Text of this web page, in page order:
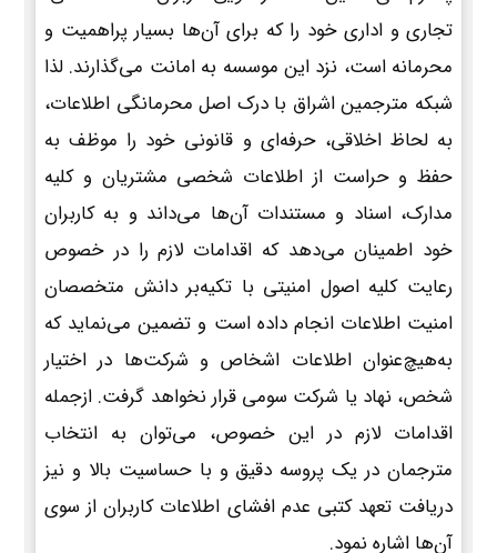
تجاری و اداری خود را که برای آن‌ها بسیار پراهمیت و
محرمانه است، نزد این موسسه به امانت می‌گذارند. لذا
شبکه مترجمین اشراق با درک اصل محرمانگی اطلاعات،
به لحاظ اخلاقی، حرفه‌ای و قانونی خود را موظف به
حفظ و حراست از اطلاعات شخصی مشتریان و کلیه
مدارک، اسناد و مستندات آن‌ها می‌داند و به کاربران
خود اطمینان می‌دهد که اقدامات لازم را در خصوص
رعایت کلیه اصول امنیتی با تکیه‌بر دانش متخصصان
امنیت اطلاعات انجام داده است و تضمین می‌نماید که
به‌هیچ‌عنوان اطلاعات اشخاص و شرکت‌ها در اختیار
شخص، نهاد یا شرکت سومی قرار نخواهد گرفت. ازجمله
اقدامات لازم در این خصوص، می‌توان به انتخاب
مترجمان در یک پروسه دقیق و با حساسیت بالا و نیز
دریافت تعهد کتبی عدم افشای اطلاعات کاربران از سوی
آن‌ها اشاره نمود.